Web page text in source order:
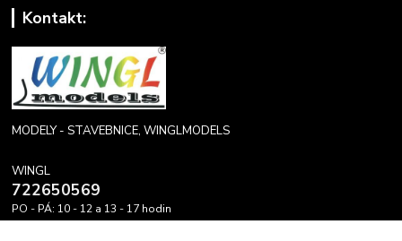
Kontakt:
MODELY - STAVEBNICE, WINGLMODELS
WINGL
722650569
PO - PÁ: 10 - 12 a 13 - 17 hodin